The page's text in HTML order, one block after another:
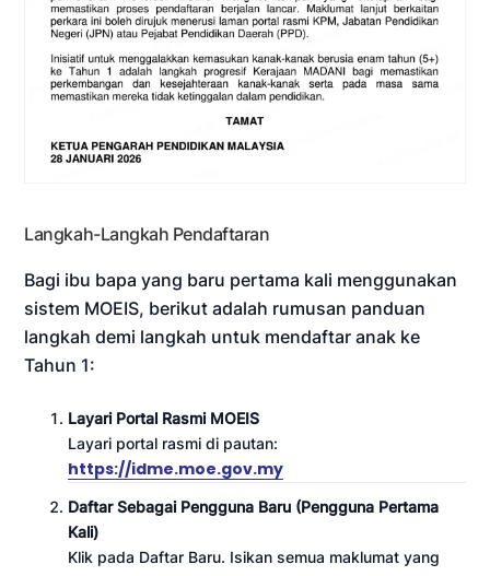
Langkah-Langkah Pendaftaran
Bagi ibu bapa yang baru pertama kali menggunakan
sistem MOEIS, berikut adalah rumusan panduan
langkah demi langkah untuk mendaftar anak ke
Tahun 1:
Layari Portal Rasmi MOEIS
Layari portal rasmi di pautan:
https://idme.moe.gov.my
Daftar Sebagai Pengguna Baru (Pengguna Pertama
Kali)
Klik pada Daftar Baru. Isikan semua maklumat yang